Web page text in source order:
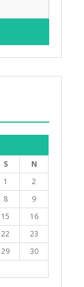
S
N
1
2
8
9
15
16
22
23
29
30